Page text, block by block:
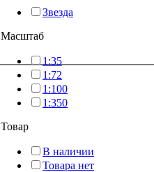
Звезда
Масштаб
1:35
1:72
1:100
1:350
Товар
В наличии
Товара нет